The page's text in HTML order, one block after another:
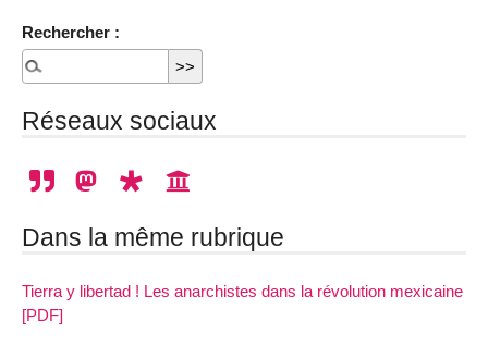
Rechercher :
Réseaux sociaux
Dans la même rubrique
Tierra y libertad ! Les anarchistes dans la révolution mexicaine
[PDF]